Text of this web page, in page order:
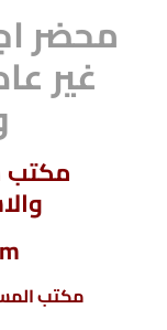
محضر
غير
مكتب
مكتب